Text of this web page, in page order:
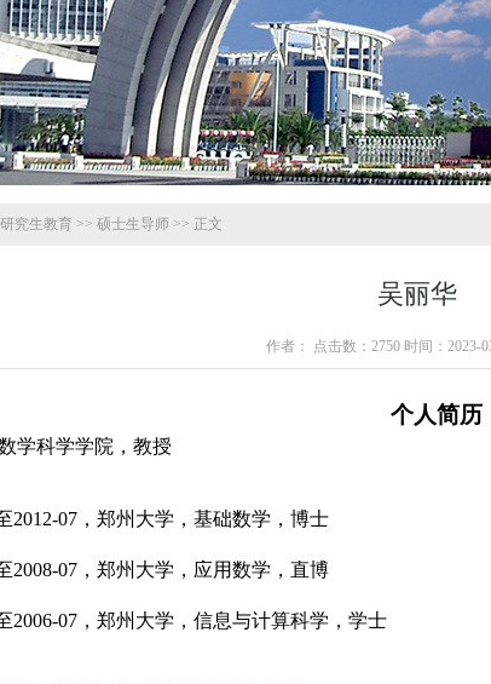
研究生教育 >> 硕士生导师 >> 正文
吴丽华
作者： 点击数： 2750时间：2023-
个人简历
学科学学院，教授
2012-07，郑州大学，基础数学，博士
2008-07，郑州大学，应用数学，直博
至2006-07，郑州大学，信息与计算科学，学士